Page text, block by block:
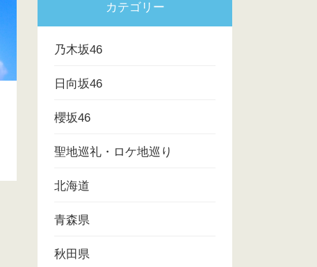
カテゴリー
乃木坂46
日向坂46
櫻坂46
聖地巡礼・ロケ地巡り
北海道
青森県
秋田県